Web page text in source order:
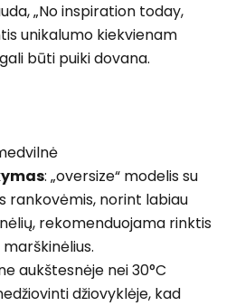
„No inspiration today,
unikalumo kiekvienam
būti puiki dovana.
: „oversize“ modelis su
rankovėmis, norint labiau
rekomenduojama rinktis
marškinėlius.
aukštesnėje nei 30°C
džiovyklėje, kad